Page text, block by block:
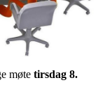
møte tirsdag 8.